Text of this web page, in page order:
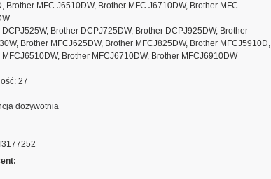
Brother MFC J6510DW, Brother MFC J6710DW, Brother MFC
DCPJ525W, Brother DCPJ725DW, Brother DCPJ925DW, Brother
Brother MFCJ625DW, Brother MFCJ825DW, Brother MFCJ5910D,
MFCJ6510DW, Brother MFCJ6710DW, Brother MFCJ6910DW
27
dożywotnia